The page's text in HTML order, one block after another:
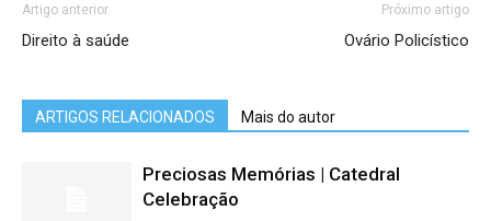
Artigo anterior
Direito à saúde
Próximo artigo
Ovário Policístico
ARTIGOS RELACIONADOS Mais do autor
Preciosas Memórias | Catedral
Celebração